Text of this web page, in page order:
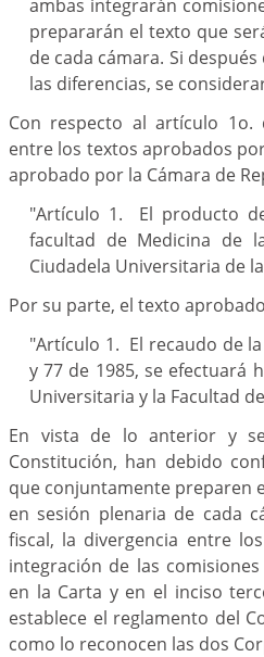
prepararán el texto que
de cada cámara. Si
las diferencias, se
Con respecto al artículo 1o.
entre los textos aprobados
aprobado por la Cámara de
"Artículo 1. El producto
facultad de Medicina de
Ciudadela Universitaria de
Por su parte, el texto
"Artículo 1. El recaudo de
y 77 de 1985, se efectuará
Universitaria y la Facultad
En vista de lo anterior y
Constitución, han debido
que conjuntamente preparen
en sesión plenaria de cada
fiscal, la divergencia entre
integración de las
en la Carta y en el inciso
establece el reglamento del
como lo reconocen las dos